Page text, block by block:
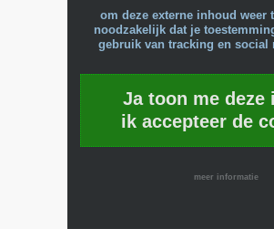
om deze externe inhoud weer
noodzakelijk dat je
gebruik van tracking en social
Ja toon me deze
ik accepteer de
meer informatie